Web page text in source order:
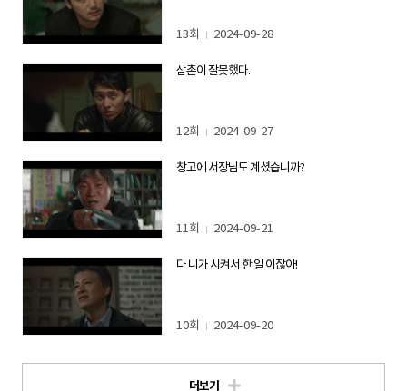
13회 2024-09-28
삼촌이 잘못했다.
12회 2024-09-27
창고에 서장님도 계셨습니까?
11회 2024-09-21
다 니가 시켜서 한 일 이잖아!
10회 2024-09-20
더보기